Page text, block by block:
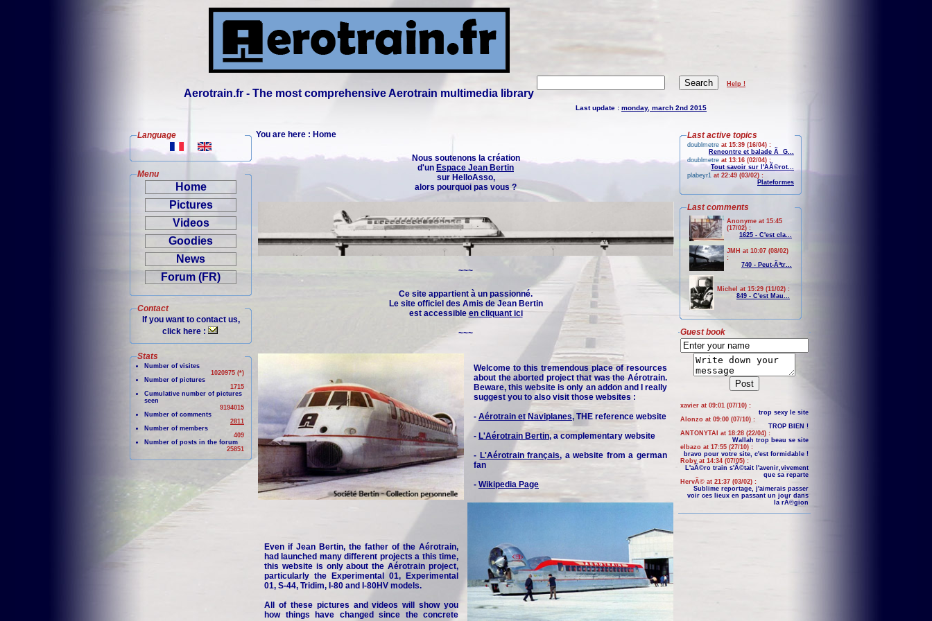
Aerotrain.fr - The most comprehensive Aerotrain multimedia library
Help !
Last update : monday, march 2nd 2015
Language
Menu
Home
Pictures
Videos
Goodies
News
Forum (FR)
Contact
If you want to contact us,
click here :
Stats
Number of visites
1020975 (*)
Number of pictures
1715
Cumulative number of pictures
seen
9194015
Number of comments
2811
Number of members
409
Number of posts in the forum
25851
You are here : Home
Nous soutenons la création
d'un Espace Jean Bertin
sur HelloAsso,
alors pourquoi pas vous ?
~~~
Ce site appartient à un passionné.
Le site officiel des Amis de Jean Bertin
est accessible en cliquant ici
~~~
Welcome to this tremendous place of resources
about the aborted project that was the Aérotrain.
Beware, this website is only an addon and I really
suggest you to also visit those websites :
- Aérotrain et Naviplanes, THE reference website
- L'Aérotrain Bertin, a complementary website
- L'Aérotrain français, a website from a german
fan
- Wikipedia Page
Even if Jean Bertin, the father of the Aérotrain,
had launched many different projects a this time,
this website is only about the Aérotrain project,
particularly the Experimental 01, Experimental
01, S-44, Tridim, I-80 and I-80HV models.
All of these pictures and videos will show you
how things have changed since the concrete
Last active topics
doublmetre at 15:39 (16/04) :
Rencontre et balade Ã G...
doublmetre at 13:16 (02/04) :
Tout savoir sur l'AÃ©rot...
plabeyr1 at 22:49 (03/02) :
Plateformes
Last comments
Anonyme at 15:45
(17/02) :
1625 - C'est cla...
JMH at 10:07 (08/02)
:
740 - Peut-Ãªtr...
Michel at 15:29 (11/02) :
849 - C'est Mau...
Guest book
xavier at 09:01 (07/10) :
trop sexy le site
Alonzo at 09:00 (07/10) :
TROP BIEN !
ANTONYTAI at 18:28 (22/04) :
Wallah trop beau se site
elbazo at 17:55 (27/10) :
bravo pour votre site, c'est formidable !
Roby at 14:34 (07/05) :
L'aÃ©ro train s'Ã©tait l'avenir,vivement
que sa reparte
HervÃ© at 21:37 (03/02) :
Sublime reportage, j'aimerais passer
voir ces lieux en passant un jour dans
la rÃ©gion